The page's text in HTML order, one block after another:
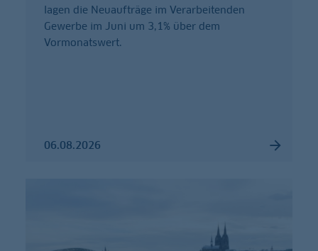
lagen die Neuaufträge im Verarbeitenden
Gewerbe im Juni um 3,1% über dem
Vormonatswert.
06.08.2026